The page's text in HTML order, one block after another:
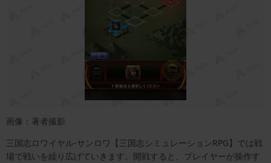
画像：著者撮影
三国志ロワイヤル-サンロワ【三国志シミュレーションRPG】では戦
場で戦いを繰り広げていきます。開戦すると、プレイヤーが操作す